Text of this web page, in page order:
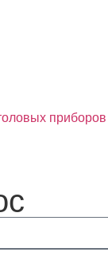
приборов